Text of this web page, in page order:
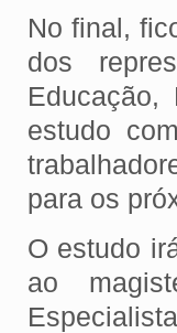
No final,
dos
estudo
para os
O estudo
ao